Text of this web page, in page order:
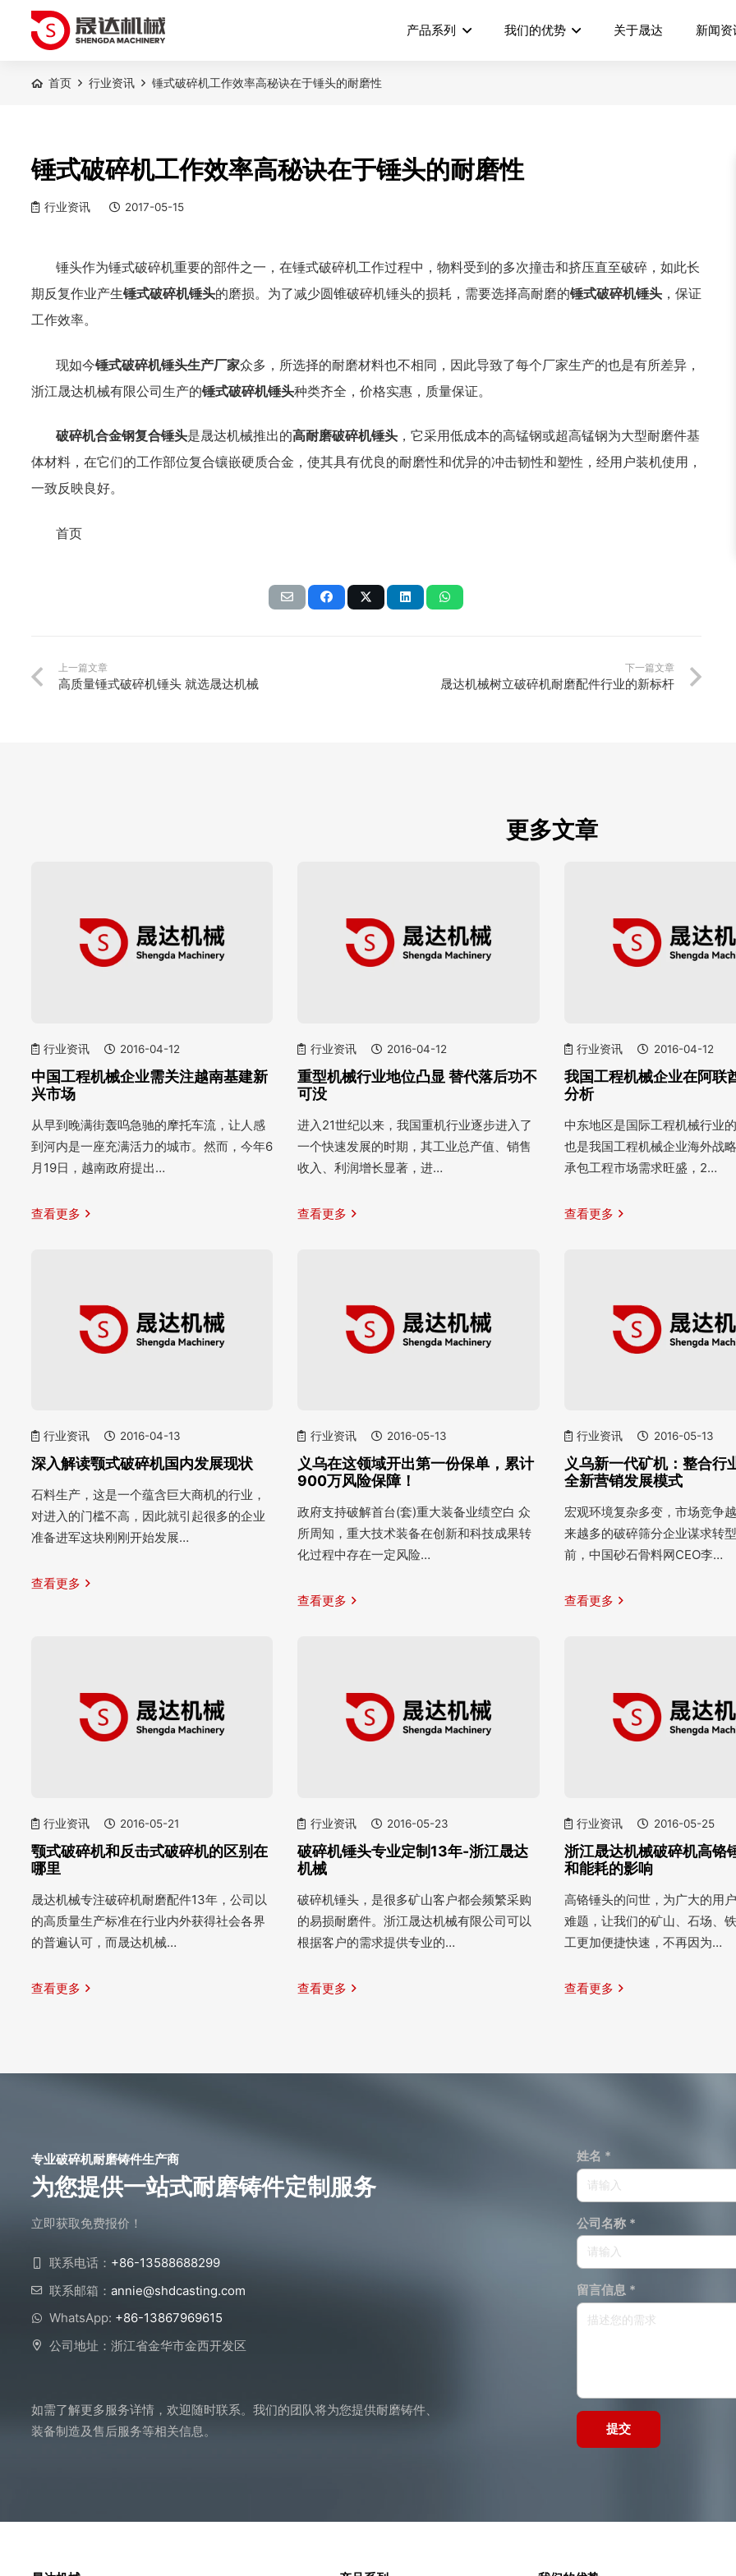
产品系列 我们的优势 关于晟达 新闻资
首页 行业资讯 锤式破碎机工作效率高秘诀在于锤头的耐磨性
锤式破碎机工作效率高秘诀在于锤头的耐磨性
行业资讯 2017-05-15
锤头作为锤式破碎机重要的部件之一，在锤式破碎机工作过程中，物料受到的多次撞击和挤压直至破碎，如此长
期反复作业产生锤式破碎机锤头的磨损。为了减少圆锥破碎机锤头的损耗，需要选择高耐磨的锤式破碎机锤头，保证
工作效率。
现如今锤式破碎机锤头生产厂家众多，所选择的耐磨材料也不相同，因此导致了每个厂家生产的也是有所差异，
浙江晟达机械有限公司生产的锤式破碎机锤头种类齐全，价格实惠，质量保证。
破碎机合金钢复合锤头是晟达机械推出的高耐磨破碎机锤头，它采用低成本的高锰钢或超高锰钢为大型耐磨件基
体材料，在它们的工作部位复合镶嵌硬质合金，使其具有优良的耐磨性和优异的冲击韧性和塑性，经用户装机使用，
一致反映良好。
首页
上一篇文章
高质量锤式破碎机锤头 就选晟达机械
下一篇文章
晟达机械树立破碎机耐磨配件行业的新标杆
更多文章
行业资讯 2016-04-12
中国工程机械企业需关注越南基建新
兴市场
从早到晚满街轰呜急驰的摩托车流，让人感
到河内是一座充满活力的城市。然而，今年6
月19日，越南政府提出…
查看更多
行业资讯 2016-04-12
重型机械行业地位凸显 替代落后功不
可没
进入21世纪以来，我国重机行业逐步进入了
一个快速发展的时期，其工业总产值、销售
收入、利润增长显著，进…
查看更多
行业资讯 2016-04-12
我国工程机械企业在阿联
分析
中东地区是国际工程机械行业
也是我国工程机械企业海外战
承包工程市场需求旺盛，2…
查看更多
行业资讯 2016-04-13
深入解读颚式破碎机国内发展现状
石料生产，这是一个蕴含巨大商机的行业，
对进入的门槛不高，因此就引起很多的企业
准备进军这块刚刚开始发展…
查看更多
行业资讯 2016-05-13
义乌在这领域开出第一份保单，累计
900万风险保障！
政府支持破解首台(套)重大装备业绩空白 众
所周知，重大技术装备在创新和科技成果转
化过程中存在一定风险…
查看更多
行业资讯 2016-05-13
义乌新一代矿机：整合行
全新营销发展模式
宏观环境复杂多变，市场竞争
来越多的破碎筛分企业谋求转
前，中国砂石骨料网CEO李…
查看更多
行业资讯 2016-05-21
颚式破碎机和反击式破碎机的区别在
哪里
晟达机械专注破碎机耐磨配件13年，公司以
的高质量生产标准在行业内外获得社会各界
的普遍认可，而晟达机械…
查看更多
行业资讯 2016-05-23
破碎机锤头专业定制13年-浙江晟达
机械
破碎机锤头，是很多矿山客户都会频繁采购
的易损耐磨件。浙江晟达机械有限公司可以
根据客户的需求提供专业的…
查看更多
行业资讯 2016-05-25
浙江晟达机械破碎机高铬
和能耗的影响
高铬锤头的问世，为广大的用
难题，让我们的矿山、石场、
工更加便捷快速，不再因为…
查看更多
专业破碎机耐磨铸件生产商
为您提供一站式耐磨铸件定制服务
立即获取免费报价！
联系电话： +86-13588688299
联系邮箱： annie@shdcasting.com
WhatsApp: +86-13867969615
公司地址：浙江省金华市金西开发区
如需了解更多服务详情，欢迎随时联系。我们的团队将为您提供耐磨铸件、
装备制造及售后服务等相关信息。
姓名 *
公司名称 *
留言信息 *
提交